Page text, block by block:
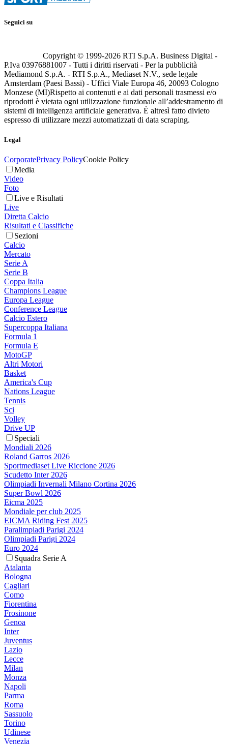
Seguici su
Copyright © 1999-2026 RTI S.p.A. Business Digital -
P.Iva 03976881007 - Tutti i diritti riservati - Per la pubblicità
Mediamond S.p.A. - RTI S.p.A., Mediaset N.V., sede legale
Amsterdam (Paesi Bassi) - Uffici Viale Europa 46, 20093 Cologno
Monzese (MI)Rispetto ai contenuti e ai dati personali trasmessi e/o
riprodotti è vietata ogni utilizzazione funzionale all’addestramento di
sistemi di intelligenza artificiale generativa. È altresì fatto divieto
espresso di utilizzare mezzi automatizzati di data scraping.
Legal
CorporatePrivacy PolicyCookie Policy
Media
Video
Foto
Live e Risultati
Live
Diretta Calcio
Risultati e Classifiche
Sezioni
Calcio
Mercato
Serie A
Serie B
Coppa Italia
Champions League
Europa League
Conference League
Calcio Estero
Supercoppa Italiana
Formula 1
Formula E
MotoGP
Altri Motori
Basket
America's Cup
Nations League
Tennis
Sci
Volley
Drive UP
Speciali
Mondiali 2026
Roland Garros 2026
Sportmediaset Live Riccione 2026
Scudetto Inter 2026
Olimpiadi Invernali Milano Cortina 2026
Super Bowl 2026
Eicma 2025
Mondiale per club 2025
EICMA Riding Fest 2025
Paralimpiadi Parigi 2024
Olimpiadi Parigi 2024
Euro 2024
Squadra Serie A
Atalanta
Bologna
Cagliari
Como
Fiorentina
Frosinone
Genoa
Inter
Juventus
Lazio
Lecce
Milan
Monza
Napoli
Parma
Roma
Sassuolo
Torino
Udinese
Venezia